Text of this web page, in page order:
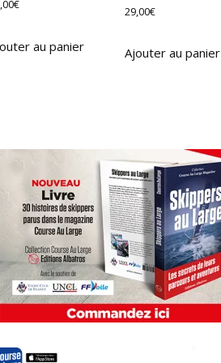
€
au panier
29,00€
Ajouter au panier